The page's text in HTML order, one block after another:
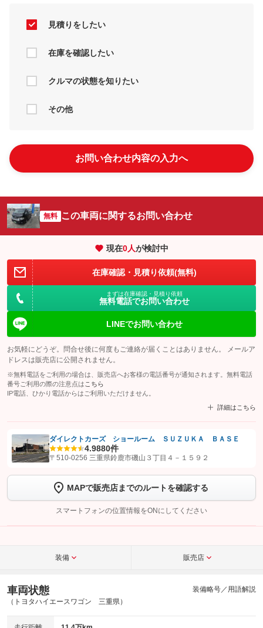
見積りをしたい
在庫を確認したい
クルマの状態を知りたい
その他
お問い合わせ内容の入力へ
無料 この車両に関するお問い合わせ
現在0人が検討中
在庫確認・見積り依頼(無料)
まずは在庫確認・見積り依頼
無料電話でお問い合わせ
LINEでお問い合わせ
お気軽にどうぞ。問合せ後に何度もご連絡が届くことはありません。 メールア
ドレスは販売店に公開されません。
※無料電話をご利用の場合は、販売店へお客様の電話番号が通知されます。無料電話
番号ご利用の際の注意点は こちら
IP電話、ひかり電話からはご利用いただけません。
詳細はこちら
【STEP1】認証画面でグーネットを友だち追加してから「許可する」ボタンを押
トーク画面で
ボタンをタップして問い合わせを
完了してください。
こちら
ダイレクトカーズ ショールーム ＳＵＺＵＫＡ ＢＡＳＥ
4.9880件
〒510-0256 三重県鈴鹿市磯山３丁目４－１５９２
MAPで販売店までのルートを確認する
スマートフォンの位置情報をONにしてください
装備 販売店
車両状態
（トヨタハイエースワゴン 三重県）
装備略号／用語解説